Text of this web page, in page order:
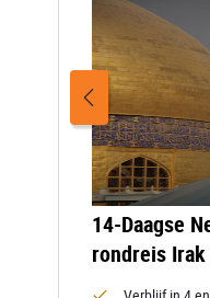
14-Daagse
rondreis Irak